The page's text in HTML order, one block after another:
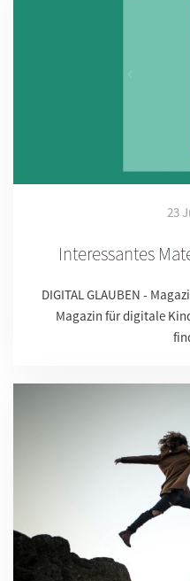
23
Interessantes
DIGITAL GLAUBEN -
Magazin für digitale